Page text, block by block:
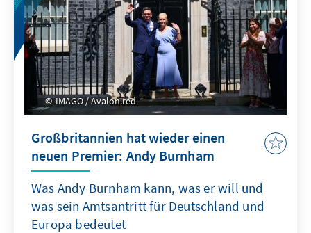
IMAGO / Avalon.red
Großbritannien hat wieder einen
neuen Premier: Andy Burnham
Was Andy Burnham kann, was er will und
was sein Amtsantritt für Deutschland und
Europa bedeutet